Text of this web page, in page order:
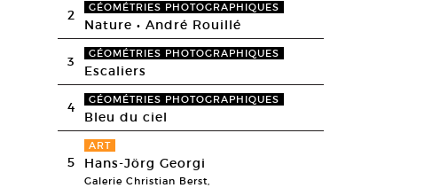
2 GÉOMÉTRIES PHOTOGRAPHIQUES
Nature • André Rouillé
3 GÉOMÉTRIES PHOTOGRAPHIQUES
Escaliers
4 GÉOMÉTRIES PHOTOGRAPHIQUES
Bleu du ciel
5
ART
Hans-Jörg Georgi
Galerie Christian Berst,